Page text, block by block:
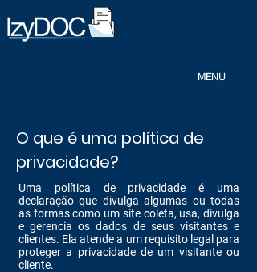
MENU
O que é uma política de
privacidade?
Uma política de privacidade é uma
declaração que divulga algumas ou todas
as formas como um site coleta, usa, divulga
e gerencia os dados de seus visitantes e
clientes. Ela atende a um requisito legal para
proteger a privacidade de um visitante ou
cliente.